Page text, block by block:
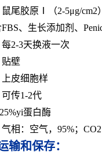
尾胶原Ⅰ（2-5μg/cm2）
、生长添加剂、
2-3天换液一次
贴壁
皮细胞样
传1-2代
蛋白酶
相：空气，95%；
输和保存：